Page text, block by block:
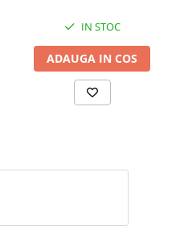
IN STOC
ADAUGA IN COS